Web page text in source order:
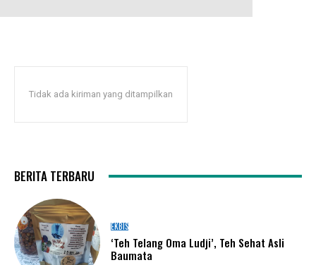
Tidak ada kiriman yang ditampilkan
BERITA TERBARU
EKBIS
‘Teh Telang Oma Ludji’, Teh Sehat Asli
Baumata